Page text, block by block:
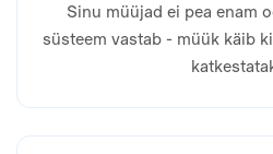
Sinu müüjad ei pea enam
süsteem vastab - müük käib